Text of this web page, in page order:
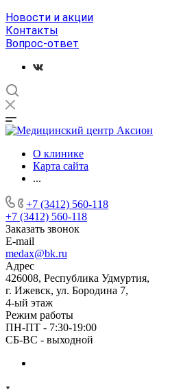
Новости и акции
Контакты
Вопрос-ответ
О клинике
Карта сайта
...
+7 (3412) 560-118
+7 (3412) 560-118
Заказать звонок
E-mail
medax@bk.ru
Адрес
426008, Республика Удмуртия,
г. Ижевск, ул. Бородина 7,
4-ый этаж
Режим работы
ПН-ПТ - 7:30-19:00
СБ-ВС - выходной